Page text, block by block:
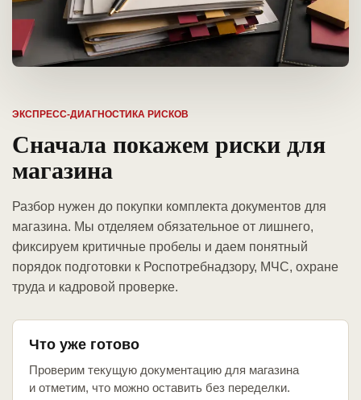
ЭКСПРЕСС-ДИАГНОСТИКА РИСКОВ
Сначала покажем риски для
магазина
Разбор нужен до покупки комплекта документов для
магазина. Мы отделяем обязательное от лишнего,
фиксируем критичные пробелы и даем понятный
порядок подготовки к Роспотребнадзору, МЧС, охране
труда и кадровой проверке.
Что уже готово
Проверим текущую документацию для магазина
и отметим, что можно оставить без переделки.